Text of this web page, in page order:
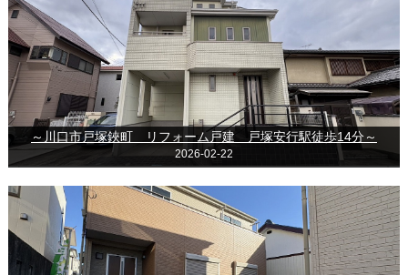
～川口市戸塚鋏町 リフォーム戸建 戸塚安行駅徒歩14分～
2026-02-22